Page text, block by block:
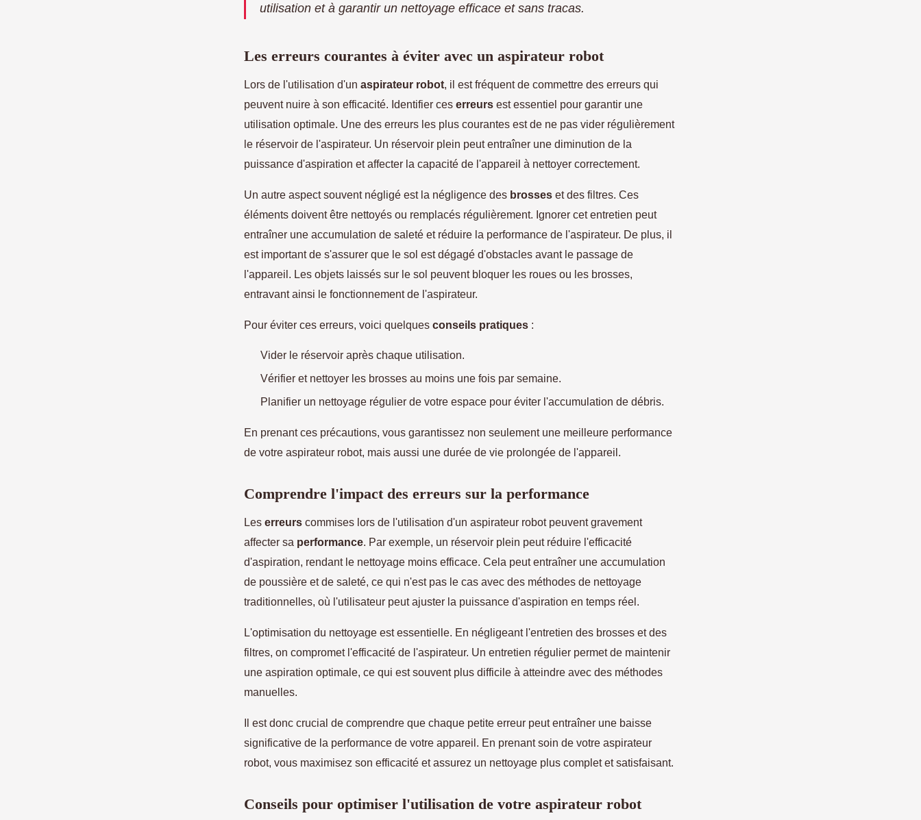
utilisation et à garantir un nettoyage efficace et sans tracas.
Les erreurs courantes à éviter avec un aspirateur robot
Lors de l'utilisation d'un aspirateur robot , il est fréquent de commettre des erreurs qui
peuvent nuire à son efficacité. Identifier ces erreurs est essentiel pour garantir une
utilisation optimale. Une des erreurs les plus courantes est de ne pas vider régulièrement
le réservoir de l'aspirateur. Un réservoir plein peut entraîner une diminution de la
puissance d'aspiration et affecter la capacité de l'appareil à nettoyer correctement.
Un autre aspect souvent négligé est la négligence des brosses et des filtres. Ces
éléments doivent être nettoyés ou remplacés régulièrement. Ignorer cet entretien peut
entraîner une accumulation de saleté et réduire la performance de l'aspirateur. De plus, il
est important de s'assurer que le sol est dégagé d'obstacles avant le passage de
l'appareil. Les objets laissés sur le sol peuvent bloquer les roues ou les brosses,
entravant ainsi le fonctionnement de l'aspirateur.
Pour éviter ces erreurs, voici quelques conseils pratiques :
Vider le réservoir après chaque utilisation.
Vérifier et nettoyer les brosses au moins une fois par semaine.
Planifier un nettoyage régulier de votre espace pour éviter l'accumulation de débris.
En prenant ces précautions, vous garantissez non seulement une meilleure performance
de votre aspirateur robot, mais aussi une durée de vie prolongée de l'appareil.
Comprendre l'impact des erreurs sur la performance
Les erreurs commises lors de l'utilisation d'un aspirateur robot peuvent gravement
affecter sa performance. Par exemple, un réservoir plein peut réduire l'efficacité
d'aspiration, rendant le nettoyage moins efficace. Cela peut entraîner une accumulation
de poussière et de saleté, ce qui n'est pas le cas avec des méthodes de nettoyage
traditionnelles, où l'utilisateur peut ajuster la puissance d'aspiration en temps réel.
L'optimisation du nettoyage est essentielle. En négligeant l'entretien des brosses et des
filtres, on compromet l'efficacité de l'aspirateur. Un entretien régulier permet de maintenir
une aspiration optimale, ce qui est souvent plus difficile à atteindre avec des méthodes
manuelles.
Il est donc crucial de comprendre que chaque petite erreur peut entraîner une baisse
significative de la performance de votre appareil. En prenant soin de votre aspirateur
robot, vous maximisez son efficacité et assurez un nettoyage plus complet et satisfaisant.
Conseils pour optimiser l'utilisation de votre aspirateur robot